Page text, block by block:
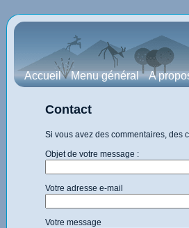
Accueil Menu général A
Contact
Si vous avez des commentaires, des
Objet de votre message :
Votre adresse e-mail
Votre message